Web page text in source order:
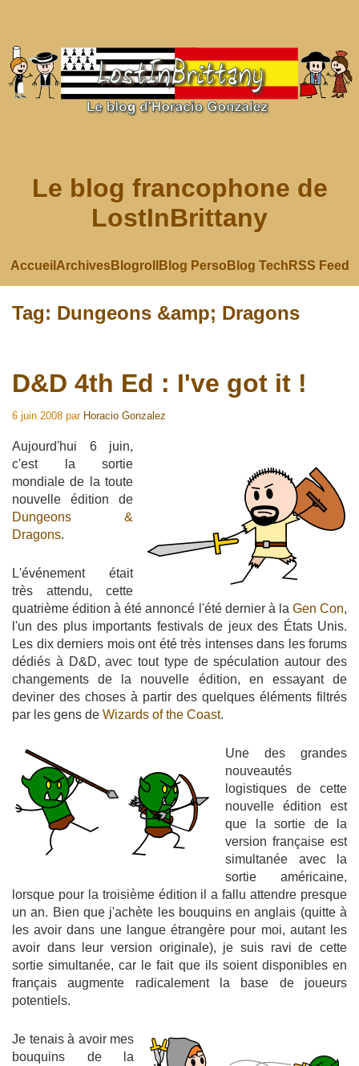
Le blog francophone de
LostInBrittany
Accueil ArchivesBlogroll Blog Perso Blog Tech RSS Feed
Tag: Dungeons &amp; Dragons
D&D 4th Ed : I've got it !
6 juin 2008 par Horacio Gonzalez
Aujourd'hui 6 juin,
c'est la sortie
mondiale de la toute
nouvelle édition de
Dungeons &
Dragons.
L'événement était
très attendu, cette
quatrième édition à été annoncé l'été dernier à la Gen Con,
l'un des plus importants festivals de jeux des États Unis.
Les dix derniers mois ont été très intenses dans les forums
dédiés à D&D, avec tout type de spéculation autour des
changements de la nouvelle édition, en essayant de
deviner des choses à partir des quelques éléments filtrés
par les gens de Wizards of the Coast.
Une des grandes
nouveautés
logistiques de cette
nouvelle édition est
que la sortie de la
version française est
simultanée avec la
sortie américaine,
lorsque pour la troisième édition il a fallu attendre presque
un an. Bien que j'achète les bouquins en anglais (quitte à
les avoir dans une langue étrangère pour moi, autant les
avoir dans leur version originale), je suis ravi de cette
sortie simultanée, car le fait que ils soient disponibles en
français augmente radicalement la base de joueurs
potentiels.
Je tenais à avoir mes
bouquins de la